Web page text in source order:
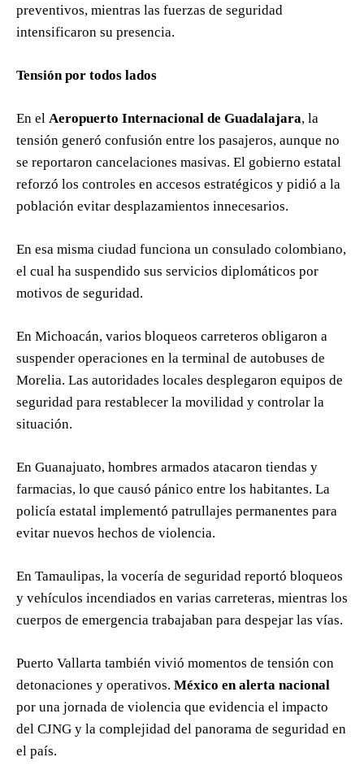
preventivos, mientras las fuerzas de seguridad
intensificaron su presencia.
Tensión por todos lados
En el Aeropuerto Internacional de Guadalajara, la
tensión generó confusión entre los pasajeros, aunque no
se reportaron cancelaciones masivas. El gobierno estatal
reforzó los controles en accesos estratégicos y pidió a la
población evitar desplazamientos innecesarios.
En esa misma ciudad funciona un consulado colombiano,
el cual ha suspendido sus servicios diplomáticos por
motivos de seguridad.
En Michoacán, varios bloqueos carreteros obligaron a
suspender operaciones en la terminal de autobuses de
Morelia. Las autoridades locales desplegaron equipos de
seguridad para restablecer la movilidad y controlar la
situación.
En Guanajuato, hombres armados atacaron tiendas y
farmacias, lo que causó pánico entre los habitantes. La
policía estatal implementó patrullajes permanentes para
evitar nuevos hechos de violencia.
En Tamaulipas, la vocería de seguridad reportó bloqueos
y vehículos incendiados en varias carreteras, mientras los
cuerpos de emergencia trabajaban para despejar las vías.
Puerto Vallarta también vivió momentos de tensión con
detonaciones y operativos. México en alerta nacional
por una jornada de violencia que evidencia el impacto
del CJNG y la complejidad del panorama de seguridad en
el país.